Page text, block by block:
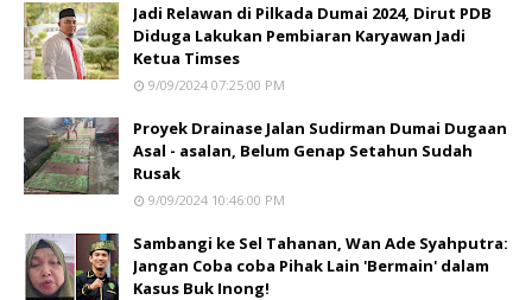
Jadi Relawan di Pilkada Dumai 2024, Dirut PDB
Diduga Lakukan Pembiaran Karyawan Jadi
Ketua Timses
9/09/2024 07:25:00 PM
Proyek Drainase Jalan Sudirman Dumai Dugaan
Asal - asalan, Belum Genap Setahun Sudah
Rusak
9/09/2024 10:46:00 PM
Sambangi ke Sel Tahanan, Wan Ade Syahputra:
Jangan Coba coba Pihak Lain 'Bermain' dalam
Kasus Buk Inong!